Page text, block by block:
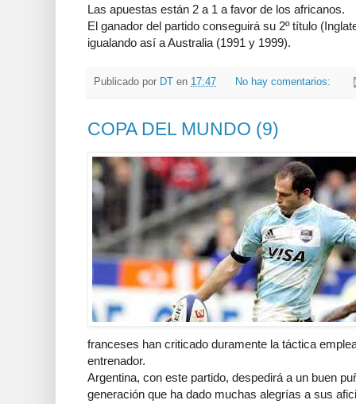
Las apuestas están 2 a 1 a favor de los africanos.
El ganador del partido conseguirá su 2º título
igualando así a Australia (1991 y 1999).
Publicado por DT en 17:47 No hay comentarios:
COPA DEL MUNDO (9)
franceses han criticado duramente la táctica
entrenador.
Argentina, con este partido, despedirá a un buen
generación que ha dado muchas alegrías a sus